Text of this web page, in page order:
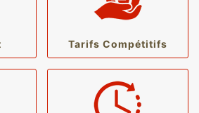
Tarifs Compétitifs